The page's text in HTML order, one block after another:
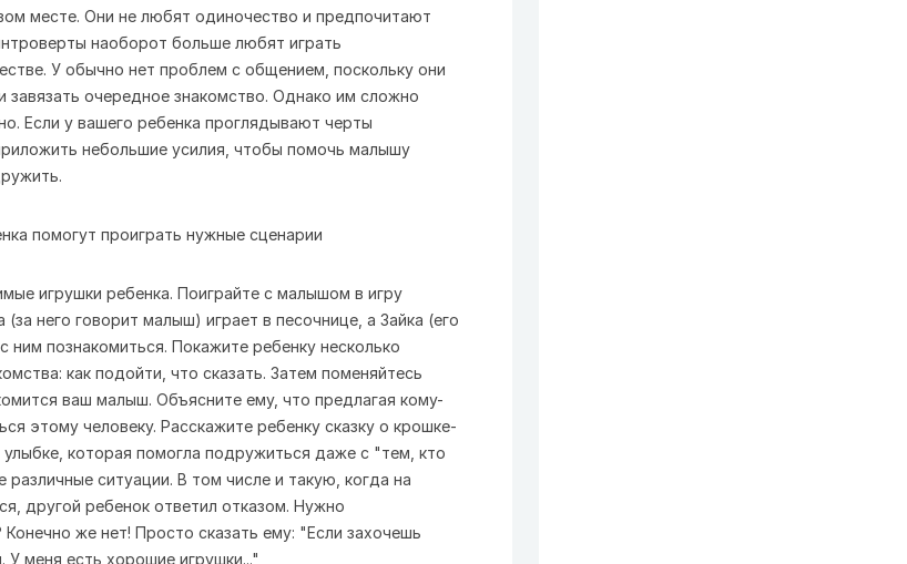
месте. Они не любят одиночество и предпочитают
наоборот больше любят играть
У обычно нет проблем с общением, поскольку они
завязать очередное знакомство. Однако им сложно
Если у вашего ребенка проглядывают черты
небольшие усилия, чтобы помочь малышу
игрушки ребенка. Поиграйте с малышом в игру
него говорит малыш) играет в песочнице, а Зайка (его
ним познакомиться. Покажите ребенку несколько
как подойти, что сказать. Затем поменяйтесь
ваш малыш. Объясните ему, что предлагая кому-
этому человеку. Расскажите ребенку сказку о крошке-
улыбке, которая помогла подружиться даже с "тем, кто
различные ситуации. В том числе и такую, когда на
другой ребенок ответил отказом. Нужно
же нет! Просто сказать ему: "Если захочешь
У меня есть хорошие игрушки..."